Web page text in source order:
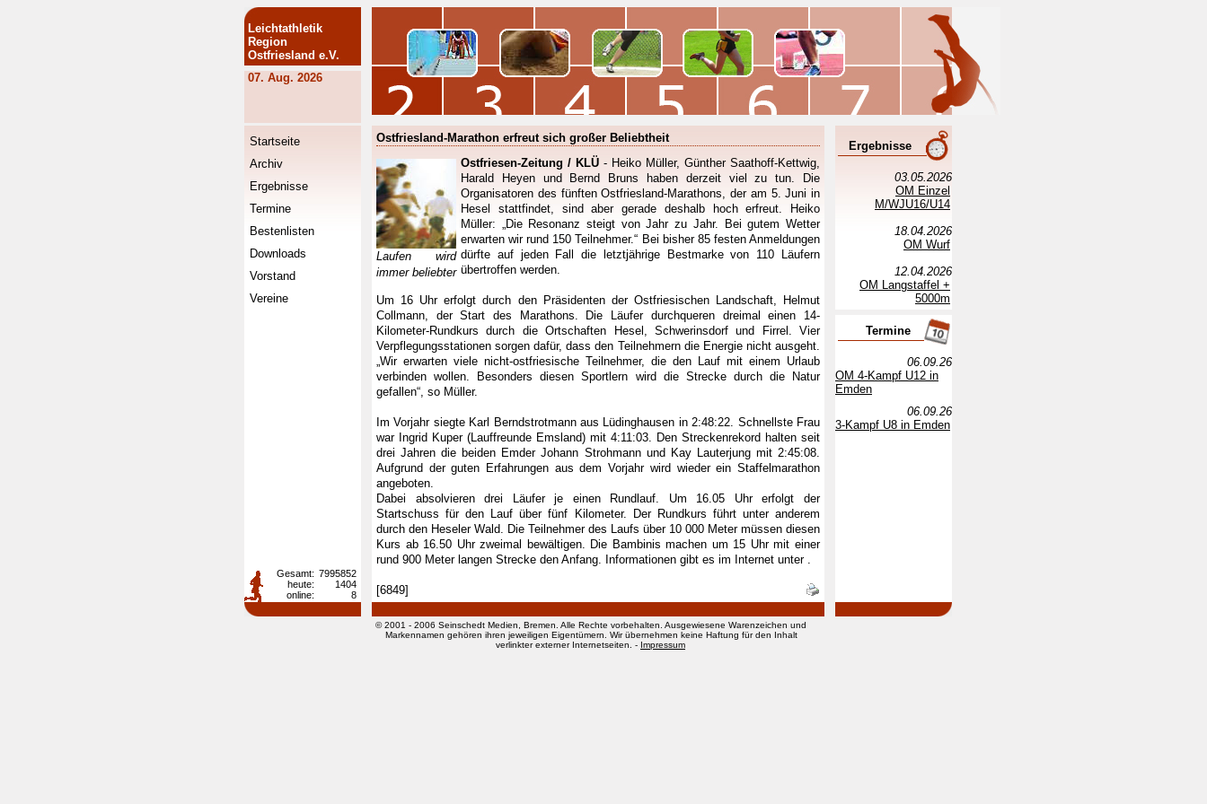
Leichtathletik
Region
Ostfriesland e.V.
07. Aug. 2026
Startseite
Archiv
Ergebnisse
Termine
Bestenlisten
Downloads
Vorstand
Vereine
Ostfriesland-Marathon erfreut sich großer Beliebtheit
Laufen wird
immer beliebter
Ostfriesen-Zeitung / KLÜ - Heiko Müller, Günther Saathoff-Kettwig,
Harald Heyen und Bernd Bruns haben derzeit viel zu tun. Die
Organisatoren des fünften Ostfriesland-Marathons, der am 5. Juni in
Hesel stattfindet, sind aber gerade deshalb hoch erfreut. Heiko
Müller: „Die Resonanz steigt von Jahr zu Jahr. Bei gutem Wetter
erwarten wir rund 150 Teilnehmer.“ Bei bisher 85 festen Anmeldungen
dürfte auf jeden Fall die letztjährige Bestmarke von 110 Läufern
übertroffen werden.
Um 16 Uhr erfolgt durch den Präsidenten der Ostfriesischen Landschaft, Helmut
Collmann, der Start des Marathons. Die Läufer durchqueren dreimal einen 14-
Kilometer-Rundkurs durch die Ortschaften Hesel, Schwerinsdorf und Firrel. Vier
Verpflegungsstationen sorgen dafür, dass den Teilnehmern die Energie nicht ausgeht.
„Wir erwarten viele nicht-ostfriesische Teilnehmer, die den Lauf mit einem Urlaub
verbinden wollen. Besonders diesen Sportlern wird die Strecke durch die Natur
gefallen“, so Müller.
Im Vorjahr siegte Karl Berndstrotmann aus Lüdinghausen in 2:48:22. Schnellste Frau
war Ingrid Kuper (Lauffreunde Emsland) mit 4:11:03. Den Streckenrekord halten seit
drei Jahren die beiden Emder Johann Strohmann und Kay Lauterjung mit 2:45:08.
Aufgrund der guten Erfahrungen aus dem Vorjahr wird wieder ein Staffelmarathon
angeboten.
Dabei absolvieren drei Läufer je einen Rundlauf. Um 16.05 Uhr erfolgt der
Startschuss für den Lauf über fünf Kilometer. Der Rundkurs führt unter anderem
durch den Heseler Wald. Die Teilnehmer des Laufs über 10 000 Meter müssen diesen
Kurs ab 16.50 Uhr zweimal bewältigen. Die Bambinis machen um 15 Uhr mit einer
rund 900 Meter langen Strecke den Anfang. Informationen gibt es im Internet unter .
[6849]
Ergebnisse
03.05.2026
OM Einzel
M/WJU16/U14
18.04.2026
OM Wurf
12.04.2026
OM Langstaffel +
5000m
Termine
06.09.26
OM 4-Kampf U12 in
Emden
06.09.26
3-Kampf U8 in Emden
Gesamt: 7995852
heute:
1404
online:
8
© 2001 - 2006 Seinschedt Medien, Bremen. Alle Rechte vorbehalten. Ausgewiesene Warenzeichen und
Markennamen gehören ihren jeweiligen Eigentümern. Wir übernehmen keine Haftung für den Inhalt
verlinkter externer Internetseiten. - Impressum